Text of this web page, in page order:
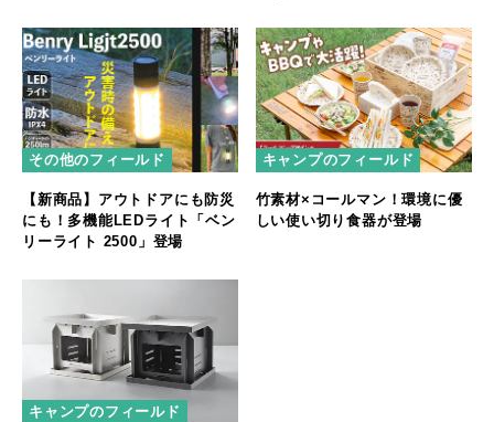
その他のフィールド
【新商品】アウトドアにも防災
にも！多機能LEDライト「ベン
リーライト 2500」登場
キャンプのフィールド
竹素材×コールマン！環境に優
しい使い切り食器が登場
キャンプのフィールド